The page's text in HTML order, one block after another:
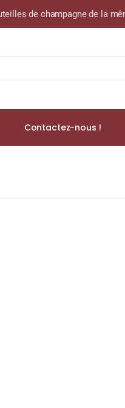
champagne de la
Contactez-nous !